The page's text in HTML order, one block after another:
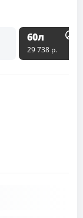
60л
29 738 р.